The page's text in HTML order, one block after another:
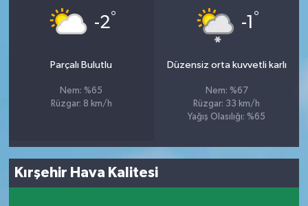
-2°
Parçalı Bulutlu
Nem: %65
Rüzgar: 8 km/h
-1 °
Düzensiz orta kuvvetli karlı
Nem: %67
Rüzgar: 33 km/h
Yağış Olasılığı: %65
Kırşehir Hava Kalitesi